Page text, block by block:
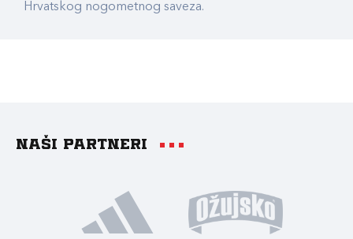
Hrvatskog nogometnog saveza.
Naši partneri